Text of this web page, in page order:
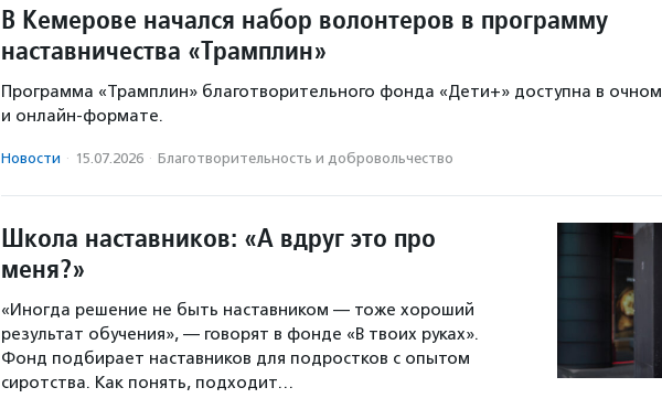
В Кемерове начался набор волонтеров в программу
наставничества «Трамплин»
Программа «Трамплин» благотворительного фонда «Дети+» доступна в очном
и онлайн-формате.
Новости · 15.07.2026 · Благотвори­тель­ность и доброволь­чест­во
Школа наставников: «А вдруг это про
меня?»
«Иногда решение не быть наставником — тоже хороший
результат обучения», — говорят в фонде «В твоих руках».
Фонд подбирает наставников для подростков с опытом
сиротства. Как понять, подходит…